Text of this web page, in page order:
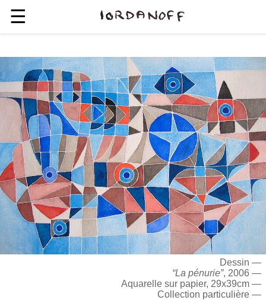
☰
Dessin —
“La pénurie”, 2006 —
Aquarelle sur papier, 29x39cm —
Collection particulière —